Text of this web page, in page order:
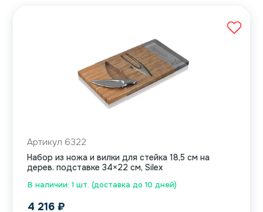
В наличии: 1 шт. (доставка до 10 дней)
Артикул 6322
Набор из ножа и вилки для стейка 18,5 см на
дерев. подставке 34×22 см, Silex
4 216 ₽